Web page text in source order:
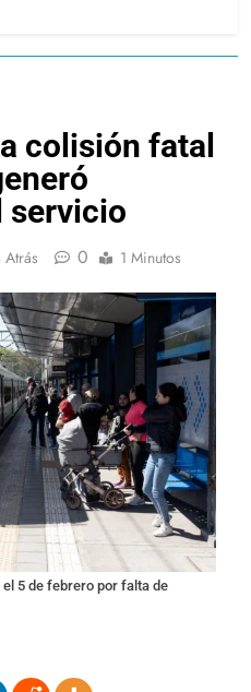
colisión fatal
servicio
Atrás 0 1 Minutos
5 de febrero por falta de